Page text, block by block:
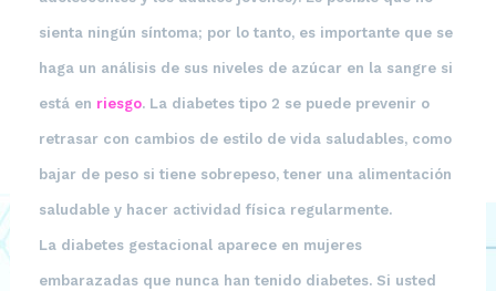
sienta ningún síntoma; por lo tanto, es importante que se
haga un análisis de sus niveles de azúcar en la sangre si
está en riesgo. La diabetes tipo 2 se puede prevenir o
retrasar con cambios de estilo de vida saludables, como
bajar de peso si tiene sobrepeso, tener una alimentación
saludable y hacer actividad física regularmente.
La diabetes gestacional aparece en mujeres
embarazadas que nunca han tenido diabetes. Si usted